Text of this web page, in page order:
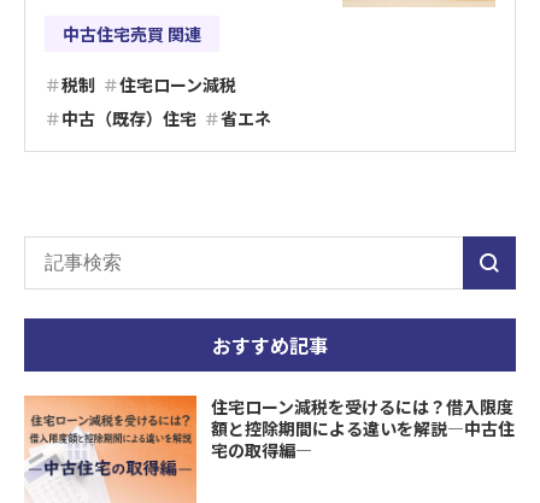
中古住宅売買 関連
税制
住宅ローン減税
中古（既存）住宅
省エネ
おすすめ記事
住宅ローン減税を受けるには？借入限度
額と控除期間による違いを解説―中古住
宅の取得編―